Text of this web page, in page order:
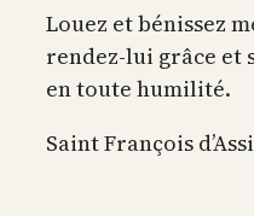
Louez et bénissez
rendez-lui grâce et
en toute humilité.
Saint François